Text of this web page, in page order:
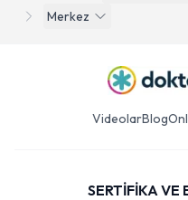
Merkez
VideolarBlog
SERTİFİKA VE